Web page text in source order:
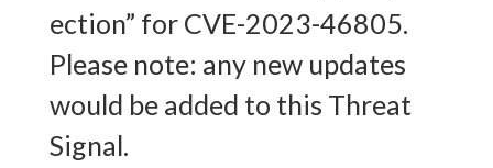
ection” for CVE-2023-46805.
Please note: any new updates
would be added to this Threat
Signal.